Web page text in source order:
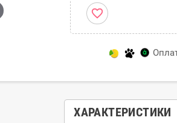
favorite_border
ХАРАКТЕРИСТИКИ